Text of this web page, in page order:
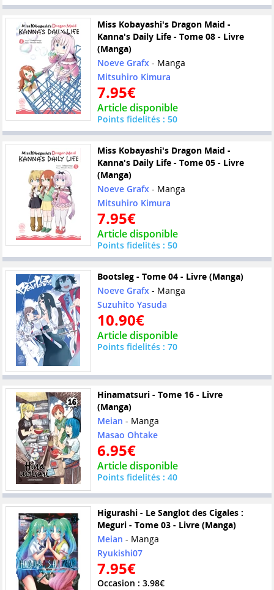
Miss Kobayashi's Dragon Maid -
Kanna's Daily Life - Tome 08 - Livre
(Manga)
Noeve Grafx- Manga
Mitsuhiro Kimura
7.95€
Article disponible
Points fidelités : 50
Miss Kobayashi's Dragon Maid -
Kanna's Daily Life - Tome 05 - Livre
(Manga)
Noeve Grafx- Manga
Mitsuhiro Kimura
7.95€
Article disponible
Points fidelités : 50
Bootsleg - Tome 04 - Livre (Manga)
Noeve Grafx- Manga
Suzuhito Yasuda
10.90€
Article disponible
Points fidelités : 70
Hinamatsuri - Tome 16 - Livre
(Manga)
Meian - Manga
Masao Ohtake
6.95€
Article disponible
Points fidelités : 40
Higurashi - Le Sanglot des Cigales :
Meguri - Tome 03 - Livre (Manga)
Meian - Manga
Ryukishi07
7.95€
Occasion : 3.98€